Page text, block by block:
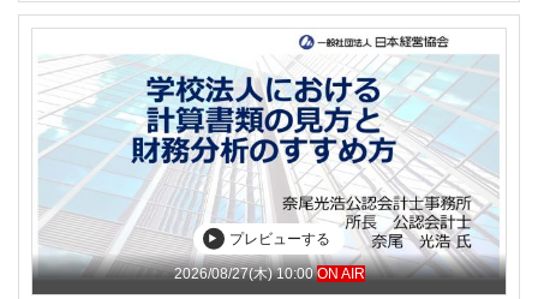
プレビューする
2026/08/27(木) 10:00ON AIR